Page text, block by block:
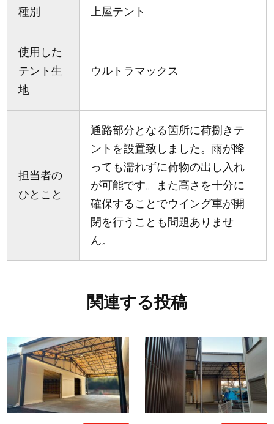
種別 上屋テント
使用した
テント生
地
ウルトラマックス
担当者の
ひとこと
通路部分となる箇所に荷捌きテ
ントを設置致しました。雨が降
っても濡れずに荷物の出し入れ
が可能です。また高さを十分に
確保することでウイング車が開
閉を行うことも問題ありませ
ん。
関連する投稿